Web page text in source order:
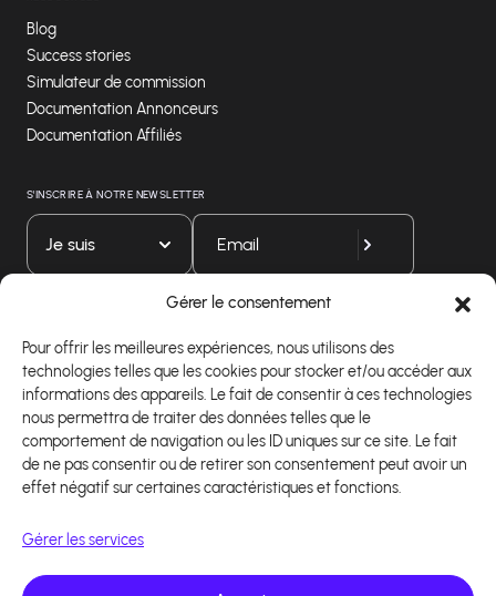
Gérer le consentement
Pour offrir les meilleures expériences, nous utilisons des
technologies telles que les cookies pour stocker et/ou accéder aux
informations des appareils. Le fait de consentir à ces technologies
nous permettra de traiter des données telles que le
comportement de navigation ou les ID uniques sur ce site. Le fait
de ne pas consentir ou de retirer son consentement peut avoir un
effet négatif sur certaines caractéristiques et fonctions.
Gérer les services
Blog
Success stories
Simulateur de commission
Documentation Annonceurs
Documentation Affiliés
S'INSCRIRE À NOTRE NEWSLETTER
Je suis
Téléchargez notre application